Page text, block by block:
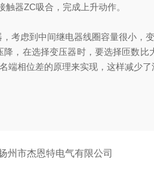
器ZC吸合，完成上升动作。
考虑到中间继电器线圈容量很小，
，在选择变压器时，要选择匝数
端相位差的原理来实现，这样减少了
州市杰恩特电气有限公司